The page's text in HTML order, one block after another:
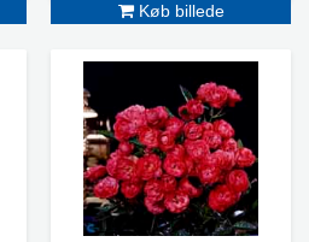
Køb billede